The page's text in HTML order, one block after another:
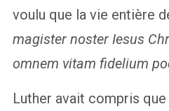
voulu que la vie entière
magister noster Iesus
omnem vitam fidelium
Luther avait compris